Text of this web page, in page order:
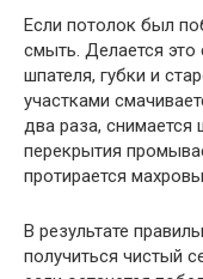
Если потолок был
смыть. Делается
шпателя, губки и
участками
два раза, снимается
перекрытия
протирается
В результате
получиться чистый